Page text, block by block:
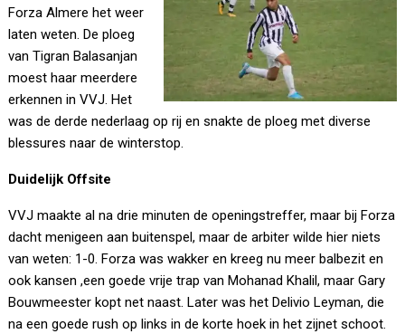
Forza Almere het weer
laten weten. De ploeg
van Tigran Balasanjan
moest haar meerdere
erkennen in VVJ. Het
was de derde nederlaag op rij en snakte de ploeg met diverse
blessures naar de winterstop.
Duidelijk Offsite
VVJ maakte al na drie minuten de openingstreffer, maar bij Forza
dacht menigeen aan buitenspel, maar de arbiter wilde hier niets
van weten: 1-0. Forza was wakker en kreeg nu meer balbezit en
ook kansen ,een goede vrije trap van Mohanad Khalil, maar Gary
Bouwmeester kopt net naast. Later was het Delivio Leyman, die
na een goede rush op links in de korte hoek in het zijnet schoot.